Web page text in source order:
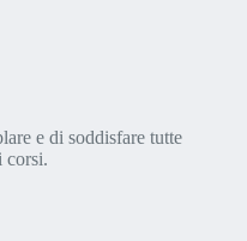
e di soddisfare tutte
corsi.